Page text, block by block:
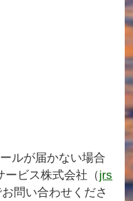
ルが届かない場合
ービス株式会社（jrs
問い合わせくださ